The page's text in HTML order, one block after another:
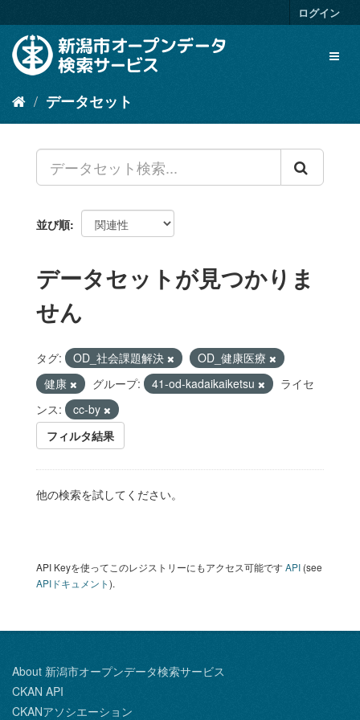
キ
容
ログイン
データセット
並び順
データセットが見つかりま
せん
タグ: OD_社会課題解決
OD_健康医療
健康
グループ: 41-od-kadaikaiketsu
ライセ
ンス:
cc-by
フィルタ結果
他の検索を試してください。
API Keyを使ってこのレジストリーにもアクセス可能ですAPI (see
APIドキュメント).
About 新潟市オープンデータ検索サービス
CKAN API
CKANアソシエーション